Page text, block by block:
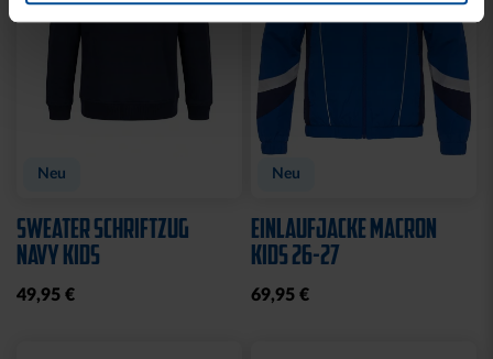
Neu
SWEATER SCHRIFTZUG
NAVY KIDS
49,95 €
Neu
EINLAUFJACKE MACRON
KIDS 26-27
69,95 €